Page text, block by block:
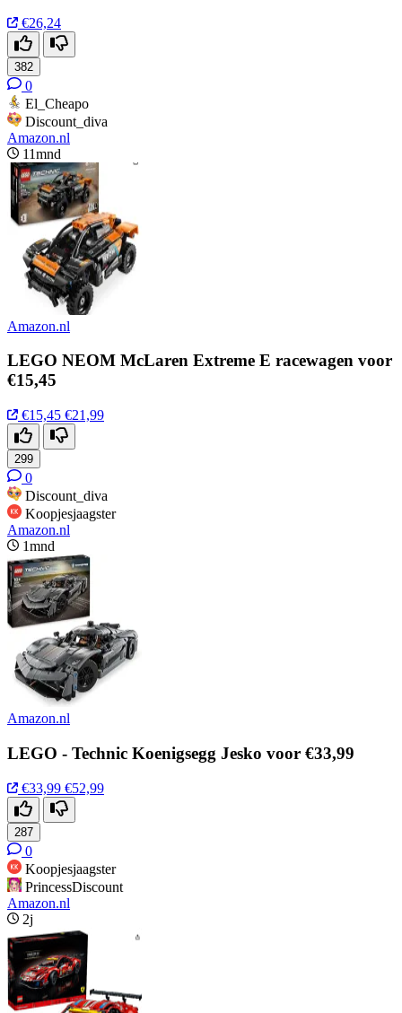
€26,24
382
0
El_Cheapo
Discount_diva
Amazon.nl
11mnd
Amazon.nl
LEGO NEOM McLaren Extreme E racewagen voor
€15,45
€15,45 €21,99
299
0
Discount_diva
Koopjesjaagster
Amazon.nl
1mnd
Amazon.nl
LEGO - Technic Koenigsegg Jesko voor €33,99
€33,99 €52,99
287
0
Koopjesjaagster
PrincessDiscount
Amazon.nl
2j